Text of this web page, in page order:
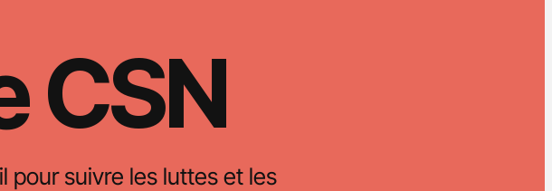
CSN
pour suivre les luttes et les